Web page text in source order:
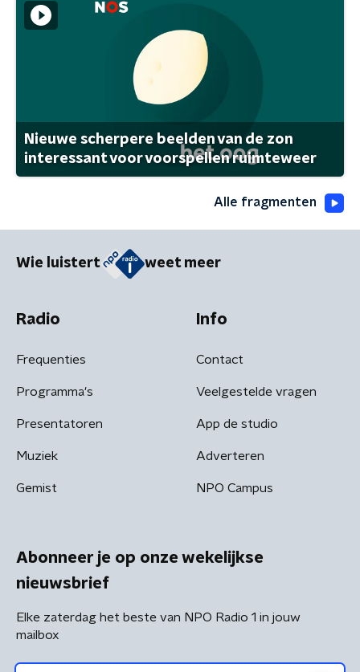
Nieuwe scherpere beelden van de zon
interessant voor voorspellen ruimteweer
Alle fragmenten
Wie luistert weet meer
Radio
Frequenties
Programma's
Presentatoren
Muziek
Gemist
Info
Contact
Veelgestelde vragen
App de studio
Adverteren
NPO Campus
Abonneer je op onze wekelijkse
nieuwsbrief
Elke zaterdag het beste van NPO Radio 1 in jouw
mailbox